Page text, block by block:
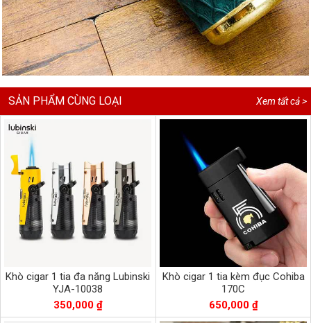
Xem tất cả >
SẢN PHẨM CÙNG LOẠI
Khò cigar 1 tia đa năng Lubinski
YJA-10038
350,000 ₫
Khò cigar 1 tia kèm đục Cohiba
170C
650,000 ₫